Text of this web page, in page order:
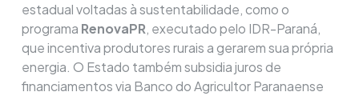
estadual voltadas à sustentabilidade, como o
programa RenovaPR, executado pelo IDR-Paraná,
que incentiva produtores rurais a gerarem sua própria
energia. O Estado também subsidia juros de
financiamentos via Banco do Agricultor Paranaense